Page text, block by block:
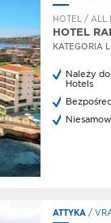
HOTEL / ALL
HOTEL
KATEGORIA
Należy
Hotels
ATTYKA /